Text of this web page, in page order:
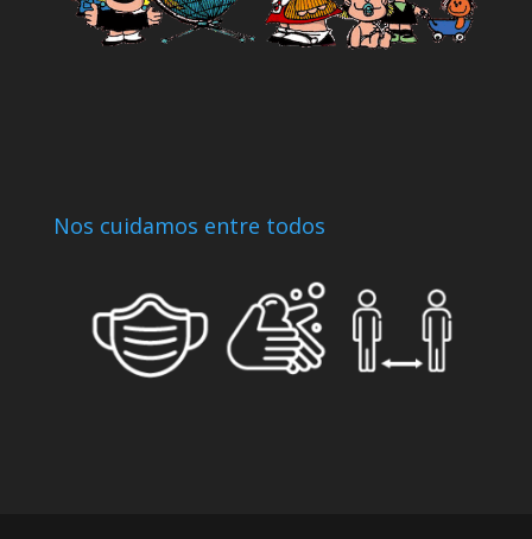
Nos cuidamos entre todos